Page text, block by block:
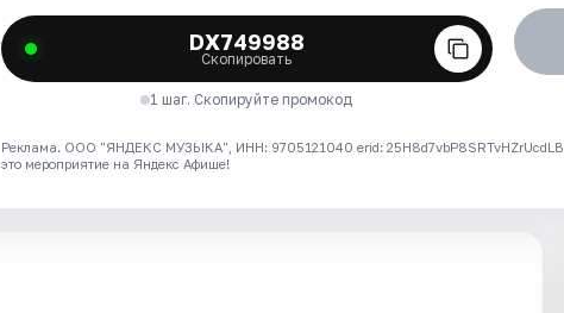
DX749988
Скопировать
1 шаг. Скопируйте промокод
Реклама. ООО "ЯНДЕКС МУЗЫКА", ИНН: 9705121040 erid: 25H8d7vbP8SRTvHZrUcdLB
это мероприятие на Яндекс Афише!